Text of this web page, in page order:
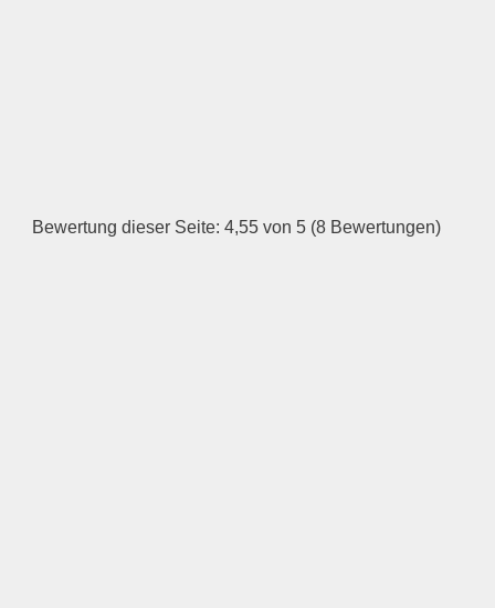
Bewertung dieser Seite: 4,55 von 5 (8 Bewertungen)